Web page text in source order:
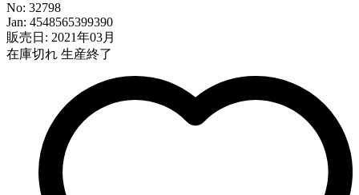
No: 32798
Jan: 4548565399390
販売日: 2021年03月
在庫切れ 生産終了